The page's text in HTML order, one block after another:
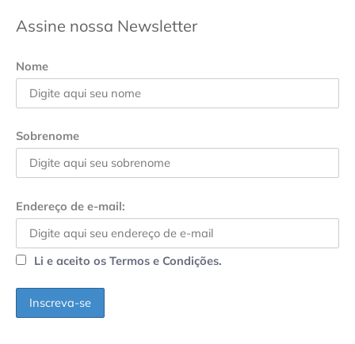
Assine nossa Newsletter
Nome
Sobrenome
Endereço de e-mail:
Li e aceito os Termos e Condições.